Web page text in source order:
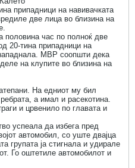
припадници на навивачката
две лица во близина на
половина час по полноќ две
20-тина припадници на
МВР соопшти дека
на клупите во близина на
На едниот му бил
а имал и расекотина.
и црвенило по главата и
успеала да избега пред
автомобил, со уште двајца
групата ја стигнала и удирале
Го оштетиле автомобилот и